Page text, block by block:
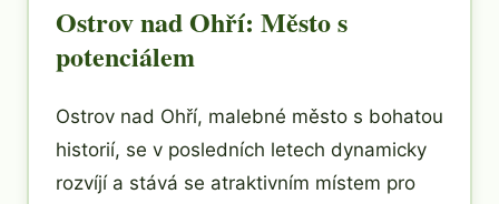
Ostrov nad Ohří: Město s
potenciálem
Ostrov nad Ohří, malebné město s bohatou
historií, se v posledních letech dynamicky
rozvíjí a stává se atraktivním místem pro